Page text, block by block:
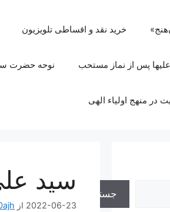
خرید نقد و اقساطی تلویزیون
پس از نماز مستحب نوحه حضرت
در منهج اولیاء الهی
سید
2022-06-23 از
جستجو